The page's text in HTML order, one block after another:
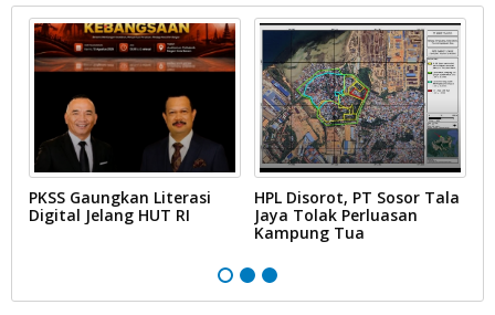
PKSS Gaungkan Literasi
Digital Jelang HUT RI
HPL Disorot, PT Sosor Tala
Jaya Tolak Perluasan
Kampung Tua